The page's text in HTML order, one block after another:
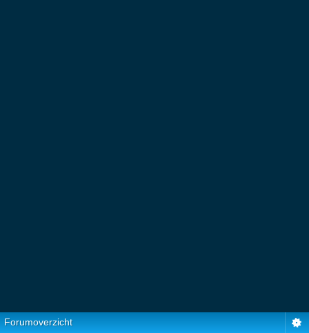
Forumoverzicht